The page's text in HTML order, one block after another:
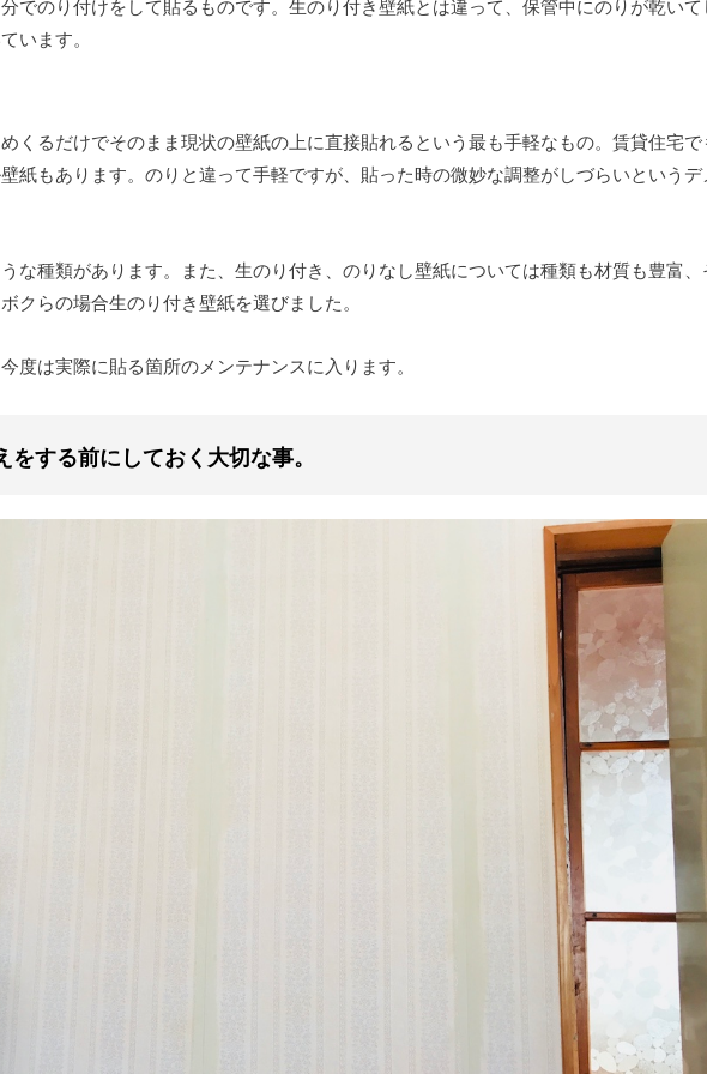
でのり付けをして貼るものです。生のり付き壁紙とは違って、保管中にのりが乾いて
います。
くるだけでそのまま現状の壁紙の上に直接貼れるという最も手軽なもの。賃貸住宅で
紙もあります。のりと違って手軽ですが、貼った時の微妙な調整がしづらいというデ
な種類があります。また、生のり付き、のりなし壁紙については種類も材質も豊富、
クらの場合生のり付き壁紙を選びました。
度は実際に貼る箇所のメンテナンスに入ります。
する前にしておく大切な事。